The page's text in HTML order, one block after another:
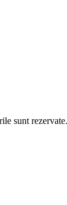
sunt rezervate.